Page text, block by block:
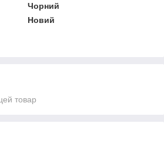
Чорний
Новий
товар